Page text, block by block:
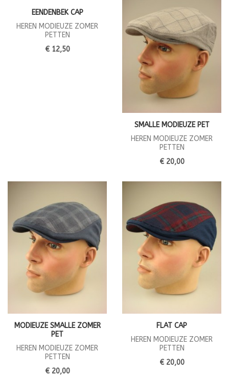
EENDENBEK CAP
HEREN MODIEUZE ZOMER
PETTEN
€ 12,50
SMALLE MODIEUZE PET
HEREN MODIEUZE ZOMER
PETTEN
€ 20,00
MODIEUZE SMALLE ZOMER
PET
HEREN MODIEUZE ZOMER
PETTEN
€ 20,00
FLAT CAP
HEREN MODIEUZE ZOMER
PETTEN
€ 20,00